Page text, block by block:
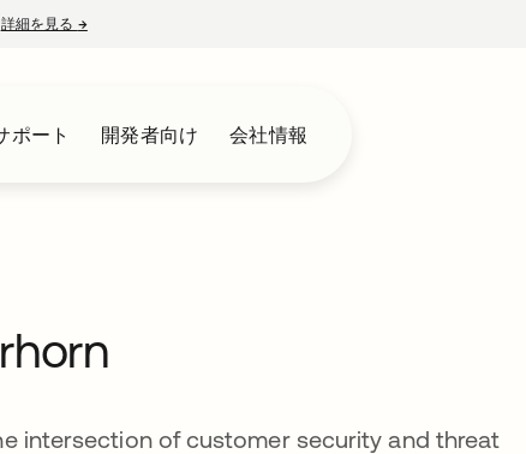
詳細を見る →新しいタブで開く
ポート 開発者向け 会社情報
intersection of customer security and threat